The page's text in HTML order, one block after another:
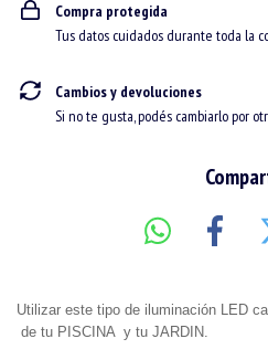
Compra protegida
Tus datos cuidados durante toda la
Cambios y devoluciones
Si no te gusta, podés cambiarlo por
Utilizar este tipo de iluminación LED
de tu PISCINA y tu JARDIN.